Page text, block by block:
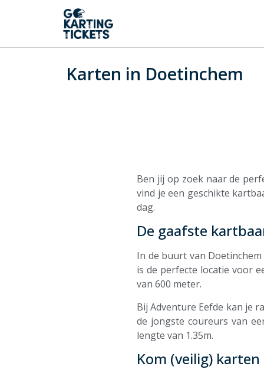
Karten in Doetinchem
Ben jij op zoek naar de
vind je een geschikte
dag.
De gaafste
In de buurt van
is de perfecte locatie voor
van 600 meter.
Bij Adventure Eefde kan je
de jongste coureurs van
lengte van 1.35m.
Kom (veilig)